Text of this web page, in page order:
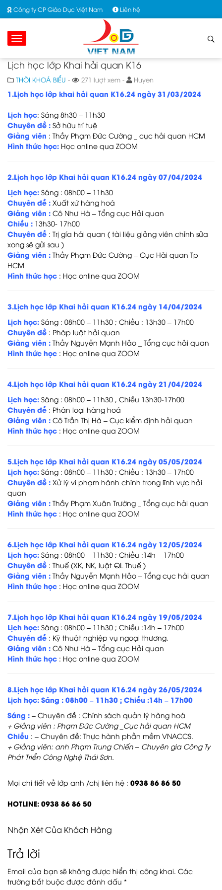
Công ty CP Giáo Dục Việt Nam Liên hệ
Lịch học lớp Khai hải quan K16
THỜI KHOÁ BIỂU - 271 lượt xem - Huyen
1.Lịch học lớp khai hải quan K16.24 ngày 31/03/2024
Lịch học: Sáng 8h30 – 11h30
Chuyên đề : Sở hữu trí tuệ
Giảng viên : Thầy Phạm Đức Cường _ cục hải quan HCM
Hình thức học: Học online qua ZOOM
2.Lịch học lớp Khai hải quan K16.24 ngày 07/04/2024
Lịch học: Sáng : 08h00 – 11h30
Chuyên đề : Xuất xứ hàng hoá
Giảng viên : Cô Như Hà – Tổng cục Hải quan
Chiều : 13h30- 17h00
Chuyên đề : Trị gía hải quan ( tài liệu giảng viên chỉnh sửa
xong sẽ gửi sau )
Giảng viên : Thầy Phạm Đức Cường – Cục Hải quan Tp
HCM
Hình thức học : Học online qua ZOOM
3.Lịch học lớp Khai hải quan K16.24 ngày 14/04/2024
Lịch học: Sáng : 08h00 – 11h30 ; Chiều : 13h30 – 17h00
Chuyên đề : Pháp luật hải quan
Giảng viên : Thầy Nguyễn Mạnh Hảo _ Tổng cục hải quan
Hình thức học : Học online qua ZOOM
4.Lịch học lớp Khai hải quan K16.24 ngày 21/04/2024
Lịch học: Sáng : 08h00 – 11h30 , Chiều 13h30-17h00
Chuyên đề : Phân loại hàng hoá
Giảng viên : Cô Trần Thị Hà – Cục kiểm định hải quan
Hình thức học : Học online qua ZOOM
5.Lịch học lớp Khai hải quan K16.24 ngày 05/05/2024
Lịch học: Sáng : 08h00 – 11h30 ; Chiều : 13h30 – 17h00
Chuyên đề : Xử lý vi phạm hành chính trong lĩnh vực hải
quan
Giảng viên : Thầy Phạm Xuân Trường _ Tổng cục hải quan
Hình thức học : Học online qua ZOOM
6.Lịch học lớp Khai hải quan K16.24 ngày 12/05/2024
Lịch học: Sáng : 08h00 – 11h30 ; Chiều :14h – 17h00
Chuyên đề : Thuế (XK, NK, luật QL Thuế )
Giảng viên : Thầy Nguyễn Mạnh Hảo – Tổng cục hải quan
Hình thức học : Học online qua ZOOM
7.Lịch học lớp Khai hải quan K16.24 ngày 19/05/2024
Lịch học: Sáng : 08h00 – 11h30 ; Chiều :14h – 17h00
Chuyên đề : Kỹ thuật nghiệp vụ ngoại thương.
Giảng viên : Cô Như Hà – Tổng cục Hải quan
Hình thức học : Học online qua ZOOM
8.Lịch học lớp Khai hải quan K16.24 ngày 26/05/2024
Lịch học: Sáng :08h00 – 11h30 ; Chiều :14h – 17h00
Sáng : – Chuyên đề : Chính sách quản lý hàng hoá
+ Giảng viên : Phạm Đức Cường _Cục hải quan HCM
Chiều : – Chuyên đề: Thực hành phần mềm VNACCS.
+ Giảng viên: anh Phạm Trung Chiến – Chuyên gia Công Ty
Phát Triển Công Nghệ Thái Sơn.
Mọi chi tiết về lớp anh /chị liên hệ : 0938 86 86 50
HOTLINE:0938 86 86 50
Nhận Xét Của Khách Hàng
Trả lời
Email của bạn sẽ không được hiển thị công khai. Các
trường bắt buộc được đánh dấu *